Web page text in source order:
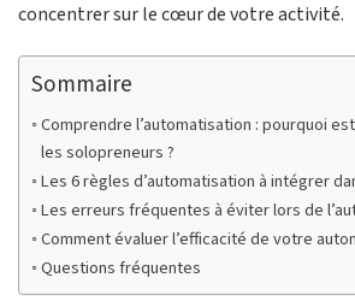
concentrer sur le cœur de votre activité.
Sommaire
Comprendre l’automatisation : pourquoi
les solopreneurs ?
Les 6 règles d’automatisation à intégrer
Les erreurs fréquentes à éviter lors de
Comment évaluer l’efficacité de votre
Questions fréquentes